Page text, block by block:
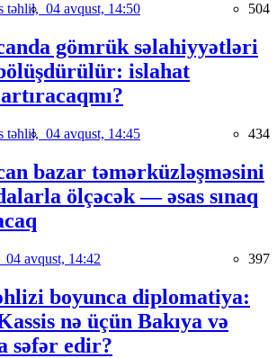
təhlil, 04 avqust, 14:50 504
gömrük səlahiyyətləri
islahat
təhlil, 04 avqust, 14:45 434
bazar təmərküzləşməsini
ölçəcək — əsas sınaq
04 avqust, 14:42 397
boyunca diplomatiya:
nə üçün Bakıya və
səfər edir?